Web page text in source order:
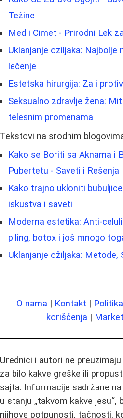
Težine
Med i Cimet - Prirodni Lek
Uklanjanje oziljaka: Najbolje
lečenje
Estetska hirurgija: Za i
Seksualno zdravlje žena:
telesnim promenama
Tekstovi na srodnim
Kako se Boriti sa Aknama i
Pubertetu - Saveti i Rešenja
Kako trajno ukloniti
iskustva i saveti
Moderna estetika: Anti-
piling, botox i još mnogo
Uklanjanje ožiljaka: Metode,
O nama | Kontakt |
korišćenja |
Urednici i autori ne
za bilo kakve greške ili
sajta. Informacije sadržane
u stanju „takvom kakve jesu“,
njihove potpunosti, tačnosti,